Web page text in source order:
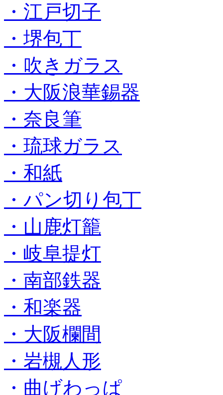
・江戸切子
・堺包丁
・吹きガラス
・大阪浪華錫器
・奈良筆
・琉球ガラス
・和紙
・パン切り包丁
・山鹿灯籠
・岐阜提灯
・南部鉄器
・和楽器
・大阪欄間
・岩槻人形
・曲げわっぱ